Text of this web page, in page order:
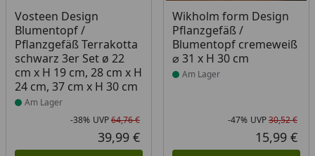
Vosteen Design
Blumentopf /
Pflanzgefäß Terrakotta
schwarz 3er Set ø 22
cm x H 19 cm, 28 cm x H
24 cm, 37 cm x H 30 cm
Produkt am Lager
Am Lager
Rabatt in Prozent
-38%
Ursprünglicher Preis
UVP64,76 €
Aktueller Preis
39,99 €
Wikholm form Design
Pflanzgefäß /
Blumentopf cremeweiß
⌀ 31 x H 30 cm
Produkt am Lager
Am Lager
-47% UVP30,52 €
15,99 €